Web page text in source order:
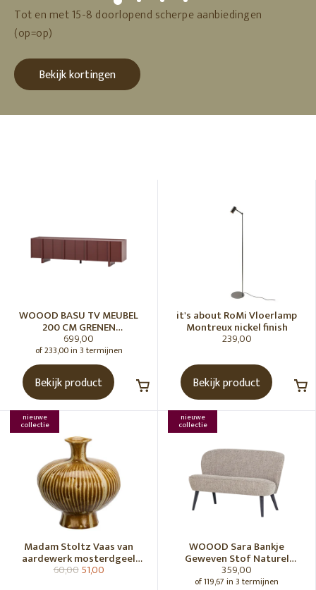
Tot en met 15-8 doorlopend scherpe aanbiedingen
(op=op)
Bekijk kortingen
WOOOD BASU TV MEUBEL
200 CM GRENEN
BORDEAUXROOD [fsc]
699,00
of 233,00 in 3 termijnen
Bekijk product
it's about RoMi Vloerlamp
Montreux nickel finish
239,00
Bekijk product
nieuwe
collectie
Madam Stoltz Vaas van
aardewerk mosterdgeel
naturel
60,0051,00
nieuwe
collectie
WOOOD Sara Bankje
Geweven Stof Naturel
Melange [Fsc]
359,00
of 119,67 in 3 termijnen